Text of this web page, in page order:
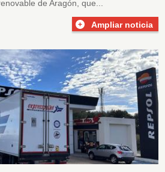
de Aragón, que...
Ampliar noticia